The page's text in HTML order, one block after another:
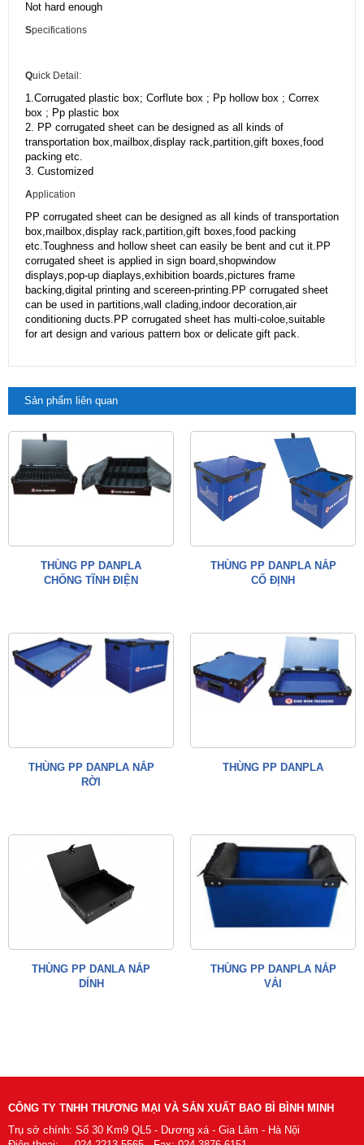
Not hard enough
Specifications
Quick Detail:
1.Corrugated plastic box; Corflute box ; Pp hollow box ; Correx
box ; Pp plastic box
2. PP corrugated sheet can be designed as all kinds of
transportation box,mailbox,display rack,partition,gift boxes,food
packing etc.
3. Customized
Application
PP corrugated sheet can be designed as all kinds of transportation
box,mailbox,display rack,partition,gift boxes,food packing
etc.Toughness and hollow sheet can easily be bent and cut it.PP
corrugated sheet is applied in sign board,shopwindow
displays,pop-up diaplays,exhibition boards,pictures frame
backing,digital printing and scereen-printing.PP corrugated sheet
can be used in partitions,wall clading,indoor decoration,air
conditioning ducts.PP corrugated sheet has multi-coloe,suitable
for art design and various pattern box or delicate gift pack.
Sản phẩm liên quan
THÙNG PP DANPLA
CHỐNG TĨNH ĐIỆN
THÙNG PP DANPLA NẮP
CỐ ĐỊNH
THÙNG PP DANPLA NẮP
RỜI
THÙNG PP DANPLA
THÙNG PP DANLA NẮP
DÍNH
THÙNG PP DANPLA NẮP
VẢI
CÔNG TY TNHH THƯƠNG MẠI VÀ SẢN XUẤT BAO BÌ BÌNH MINH
Trụ sở chính: Số 30 Km9 QL5 - Dương xá - Gia Lâm - Hà Nội